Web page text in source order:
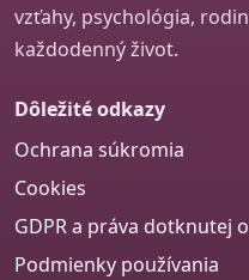
vzťahy, psychológia,
každodenný život.
Dôležité odkazy
Ochrana súkromia
Cookies
GDPR a práva dotknutej
Podmienky používania